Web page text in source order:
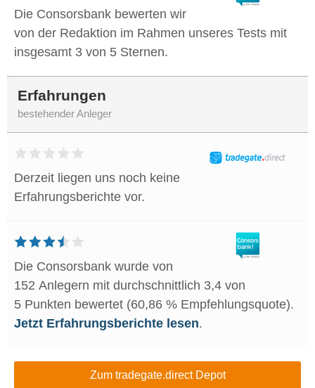
Die Consorsbank bewerten wir
von der Redaktion im Rahmen unseres Tests mit
insgesamt 3 von 5 Sternen.
Erfahrungen
bestehender Anleger
Derzeit liegen uns noch keine
Erfahrungsberichte vor.
Die Consorsbank wurde von
152 Anlegern mit durchschnittlich 3,4 von
5 Punkten bewertet (60,86 % Empfehlungsquote).
Jetzt Erfahrungsberichte lesen.
Zum tradegate.direct Depot